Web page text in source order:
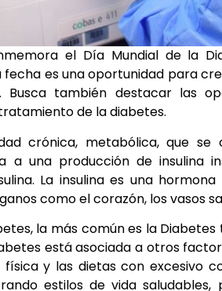
el Día Mundial de la
fecha es una oportunidad para
también destacar las
de la diabetes.
crónica, metabólica, que
a una producción de insulina
La insulina es una
como el corazón, los vasos
la más común es la
está asociada a otros
y las dietas con excesivo
estilos de vida